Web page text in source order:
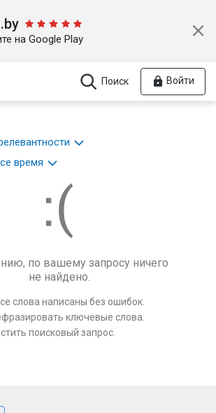
на Google Play
Поиск Войти
время
по вашему запросу ничего
не найдено.
слова написаны без ошибок.
ключевые слова.
поисковый запрос.